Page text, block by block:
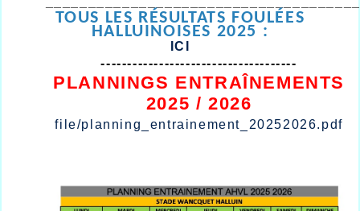
TOUS LES RÉSULTATS FOULÉES
HALLUINOISES 2025 :
ICI
-------------------------------------
PLANNINGS ENTRAÎNEMENTS
2025 / 2026
file/planning_entrainement_20252026.pdf